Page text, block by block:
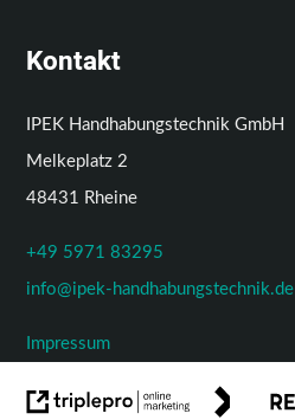
Kontakt
IPEK Handhabungstechnik GmbH
Melkeplatz 2
48431 Rheine
+49 5971 83295
info@ipek-handhabungstechnik.de
Impressum